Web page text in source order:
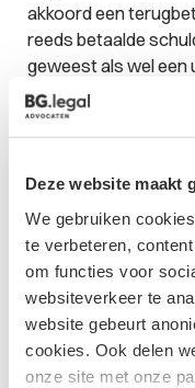
Deze website maakt
We gebruiken
te verbeteren,
om functies voor
websiteverkeer te
website gebeurt
cookies. Ook delen
onze site met onze
akkoord een
reeds betaalde
geweest als wel een
opgenomen? Nee.
aanbieden van een
betrekking op het
houdt in beginsel
(gewezen)
verplichtingen
overvloede
zover wel een
ontstaan – dit niet
op grond van een